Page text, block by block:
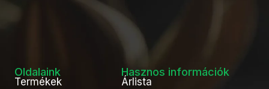
Oldalaink
Termékek
Hasznos információk
Árlista